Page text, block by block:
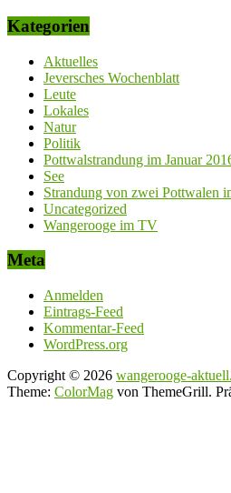
Kategorien
Aktuelles
Jeversches Wochenblatt
Leute
Lokales
Natur
Politik
Pottwalstrandung im Januar
See
Strandung von zwei Pottwalen
Uncategorized
Wangerooge im TV
Meta
Anmelden
Eintrags-Feed
Kommentar-Feed
WordPress.org
Copyright © 2026 wangerooge-
Theme: ColorMag von ThemeGrill.